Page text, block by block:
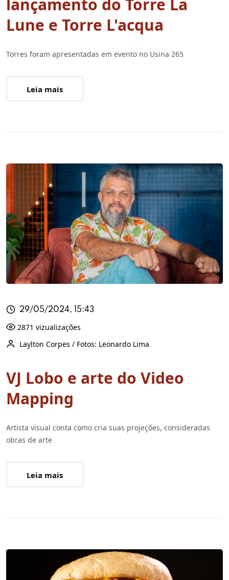
lançamento do Torre La
Lune e Torre L'acqua
Torres foram apresentadas em evento no Usina 265
Leia mais
29/05/2024, 15:43
2871 vizualizações
Laylton Corpes / Fotos: Leonardo Lima
VJ Lobo e arte do Video
Mapping
Artista visual conta como cria suas projeções, consideradas
obras de arte
Leia mais